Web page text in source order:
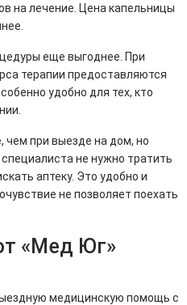
на лечение. Цена капельницы
еще выгоднее. При
терапии предоставляются
удобно для тех, кто
чем при выезде на дом, но
не нужно тратить
аптеку. Это удобно и
не позволяет поехать
«Мед Юг»
медицинскую помощь с